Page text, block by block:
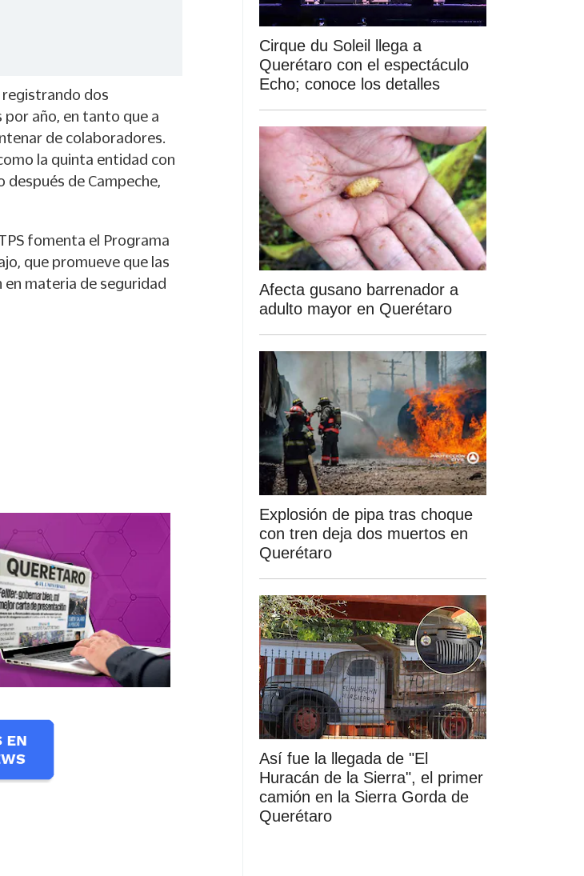
registrando dos
año, en tanto que a
de colaboradores.
la quinta entidad con
de Campeche,
fomenta el Programa
que promueve que las
materia de seguridad
Cirque du Soleil llega a
Querétaro con el espectáculo
Echo; conoce los detalles
Afecta gusano barrenador a
adulto mayor en Querétaro
Explosión de pipa tras choque
con tren deja dos muertos en
Querétaro
Así fue la llegada de "El
Huracán de la Sierra", el primer
camión en la Sierra Gorda de
Querétaro